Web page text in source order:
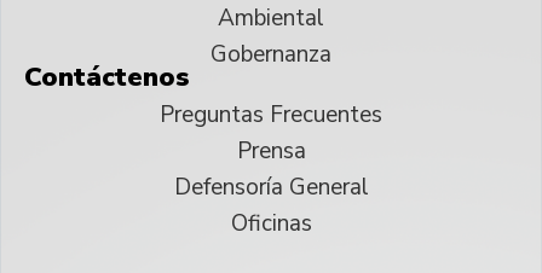
Ambiental
Gobernanza
Contáctenos
Preguntas Frecuentes
Prensa
Defensoría General
Oficinas